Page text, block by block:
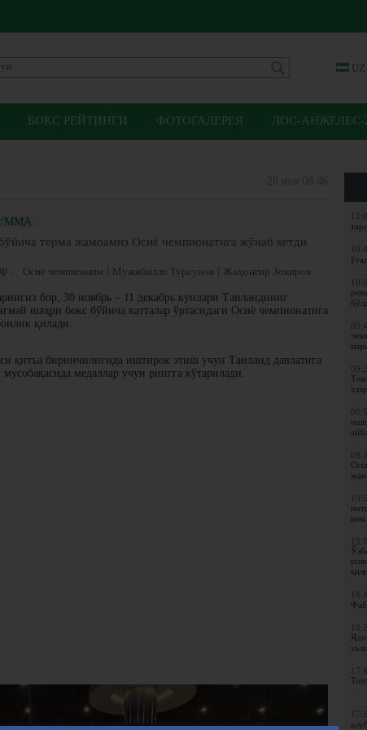
UZ
БОКС РЕЙТИНГИ ФОТОГАЛЕРЕЯ ЛОС-АНЖЕЛЕС-
09:22
ММА
терма жамоамиз Осиё чемпионатига жўнаб кетди
: Осиё чемпионати Мужибилло Турсунов Жаҳонгир Зокиров
бор, 30 ноябрь – 11 декабрь кунлари Таиланднинг
шаҳри бокс бўйича катталар ўртасидаги Осиё чемпионатига
қилади.
қитъа биринчилигида иштирок этиш учун Таиланд давлатига
медаллар учун рингга кўтарилади.